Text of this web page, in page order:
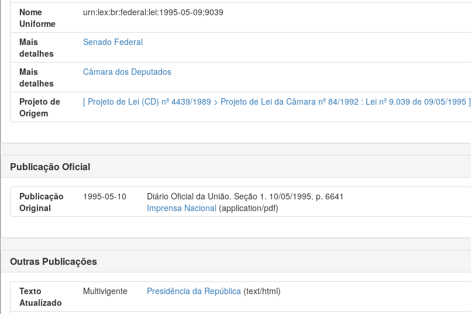
Nome
Uniforme
urn:lex:br:federal:lei:1995-05-09;9039
Mais
detalhes
Senado Federal
Mais
detalhes
Câmara dos Deputados
Projeto de
Origem
[ Projeto de Lei (CD) nº 4439/1989 > Projeto de Lei da Câmara nº 84/1992 : Lei nº 9.039 de 09/05/1995 ]
Publicação Oficial
Publicação
Original
1995-05-10
Diário Oficial da União. Seção 1. 10/05/1995. p. 6641
Imprensa Nacional (application/pdf)
Outras Publicações
Texto
Atualizado
Multivigente Presidência da República (text/html)